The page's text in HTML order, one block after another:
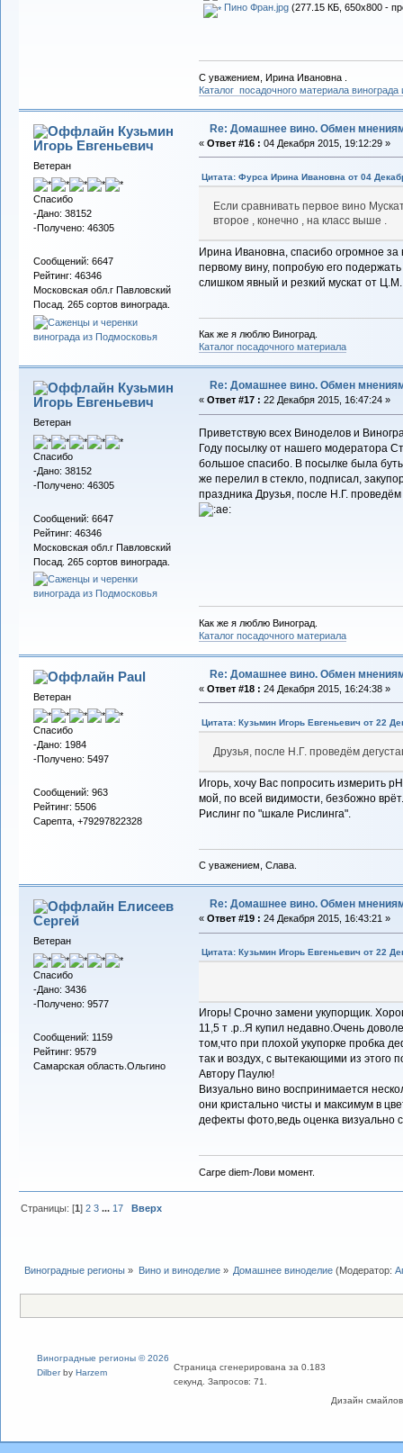
Пино Фран.jpg(277.15 КБ, 650x800 -
С уважением, Ирина Ивановна .
Каталог посадочного материала
Кузьмин
Игорь Евгеньевич
Ветеран
Спасибо
-Дано: 38152
-Получено: 46305
Сообщений: 6647
Рейтинг: 46346
Московская обл.г Павловский
Посад. 265 сортов винограда.
Re: Домашнее вино. Обмен
« Ответ #16 : 04 Декабря 2015, 19:12:29 »
Цитата: Фурса Ирина Ивановна от 04
Если сравнивать первое вино
второе , конечно , на класс выше .
Ирина Ивановна, спасибо огромное
первому вину, попробую его
слишком явный и резкий мускат от
Как же я люблю Виноград.
Каталог посадочного материала
Кузьмин
Игорь Евгеньевич
Ветеран
Спасибо
-Дано: 38152
-Получено: 46305
Сообщений: 6647
Рейтинг: 46346
Московская обл.г Павловский
Посад. 265 сортов винограда.
Re: Домашнее вино. Обмен
« Ответ #17 : 22 Декабря 2015, 16:47:24 »
Приветствую всех Виноделов и
Году посылку от нашего модератора
большое спасибо. В посылке была
же перелил в стекло, подписал,
праздника Друзья, после Н.Г.
Как же я люблю Виноград.
Каталог посадочного материала
Paul
Ветеран
Спасибо
-Дано: 1984
-Получено: 5497
Сообщений: 963
Рейтинг: 5506
Сарепта, +79297822328
Re: Домашнее вино. Обмен
« Ответ #18 : 24 Декабря 2015, 16:24:38 »
Цитата: Кузьмин Игорь Евгеньевич от 22
Друзья, после Н.Г. проведём
Игорь, хочу Вас попросить измерить
мой, по всей видимости, безбожно
Рислинг по "шкале Рислинга".
С уважением, Слава.
Елисеев
Сергей
Ветеран
Спасибо
-Дано: 3436
-Получено: 9577
Сообщений: 1159
Рейтинг: 9579
Самарская область.Ольгино
Re: Домашнее вино. Обмен
« Ответ #19 : 24 Декабря 2015, 16:43:21 »
Цитата: Кузьмин Игорь Евгеньевич от 22
Игорь! Срочно замени укупорщик.
11,5 т .р..Я купил недавно.Очень
том,что при плохой укупорке пробка
так и воздух, с вытекающими из этого
Автору Паулю!
Визуально вино воспринимается
они кристально чисты и максимум в
дефекты фото,ведь оценка визуально
Carpe diem-Лови момент.
Страницы: [1]2 3 ... 17 Вверх
Виноградные регионы » Вино и виноделие» Домашнее виноделие(Модератор:
Дизайн
Виноградные регионы © 2026
Dilberby Harzem
Страница сгенерирована за 0.183
секунд. Запросов: 71.